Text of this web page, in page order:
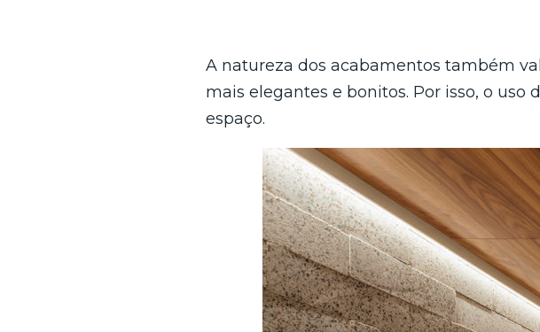
A natureza dos acabamentos também
mais elegantes e bonitos. Por isso, o
espaço.